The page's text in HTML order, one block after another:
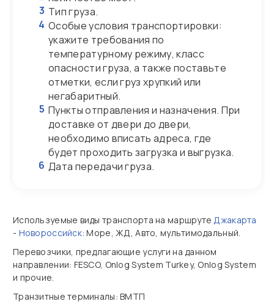
3 Тип груза.
4 Особые условия транспортировки:
укажите требования по
температурному режиму, класс
опасности груза, а также поставьте
отметки, если груз хрупкий или
негабаритный.
5 Пункты отправления и назначения. При
доставке от двери до двери,
необходимо вписать адреса, где
будет проходить загрузка и выгрузка.
6 Дата передачи груза.
Используемые виды транспорта на маршрутеДжакарта
- Новороссийск: Море, ЖД, Авто, мультимодальный.
Перевозчики, предлагающие услуги на данном
направлении: FESCO, Onlog System Turkey, Onlog System
и прочие.
Транзитные терминалы: ВМТП